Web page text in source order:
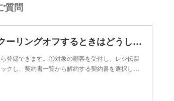
質問
Q-7 中途解約・クーリングオフするときはどうしたらいいですか？
登録できます。①対象の顧客を受付し、レジ伝票
クし、契約書一覧から解約する契約書を選択し…